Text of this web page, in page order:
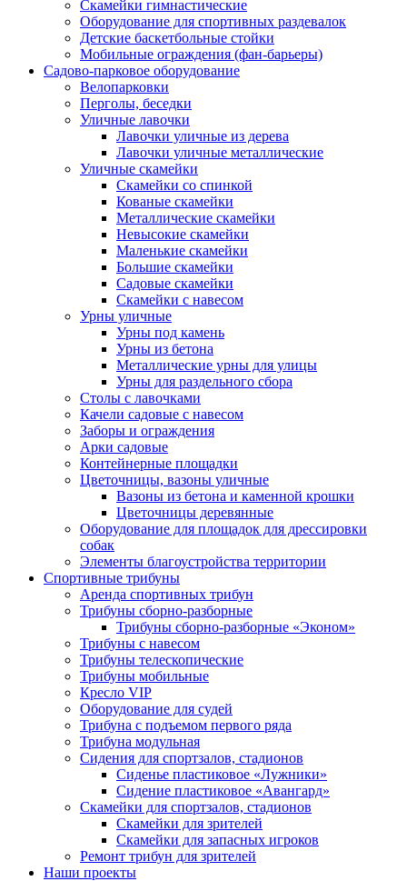
Скамейки гимнастические
Оборудование для спортивных раздевалок
Детские баскетбольные стойки
Мобильные ограждения (фан-барьеры)
Садово-парковое оборудование
Велопарковки
Перголы, беседки
Уличные лавочки
Лавочки уличные из дерева
Лавочки уличные металлические
Уличные скамейки
Скамейки со спинкой
Кованые скамейки
Металлические скамейки
Невысокие скамейки
Маленькие скамейки
Большие скамейки
Садовые скамейки
Скамейки с навесом
Урны уличные
Урны под камень
Урны из бетона
Металлические урны для улицы
Урны для раздельного сбора
Столы с лавочками
Качели садовые с навесом
Заборы и ограждения
Арки садовые
Контейнерные площадки
Цветочницы, вазоны уличные
Вазоны из бетона и каменной крошки
Цветочницы деревянные
Оборудование для площадок для дрессировки
собак
Элементы благоустройства территории
Спортивные трибуны
Аренда спортивных трибун
Трибуны сборно-разборные
Трибуны сборно-разборные «Эконом»
Трибуны с навесом
Трибуны телескопические
Трибуны мобильные
Кресло VIP
Оборудование для судей
Трибуна с подъемом первого ряда
Трибуна модульная
Сидения для спортзалов, стадионов
Сиденье пластиковое «Лужники»
Сидение пластиковое «Авангард»
Скамейки для спортзалов, стадионов
Скамейки для зрителей
Скамейки для запасных игроков
Ремонт трибун для зрителей
Наши проекты